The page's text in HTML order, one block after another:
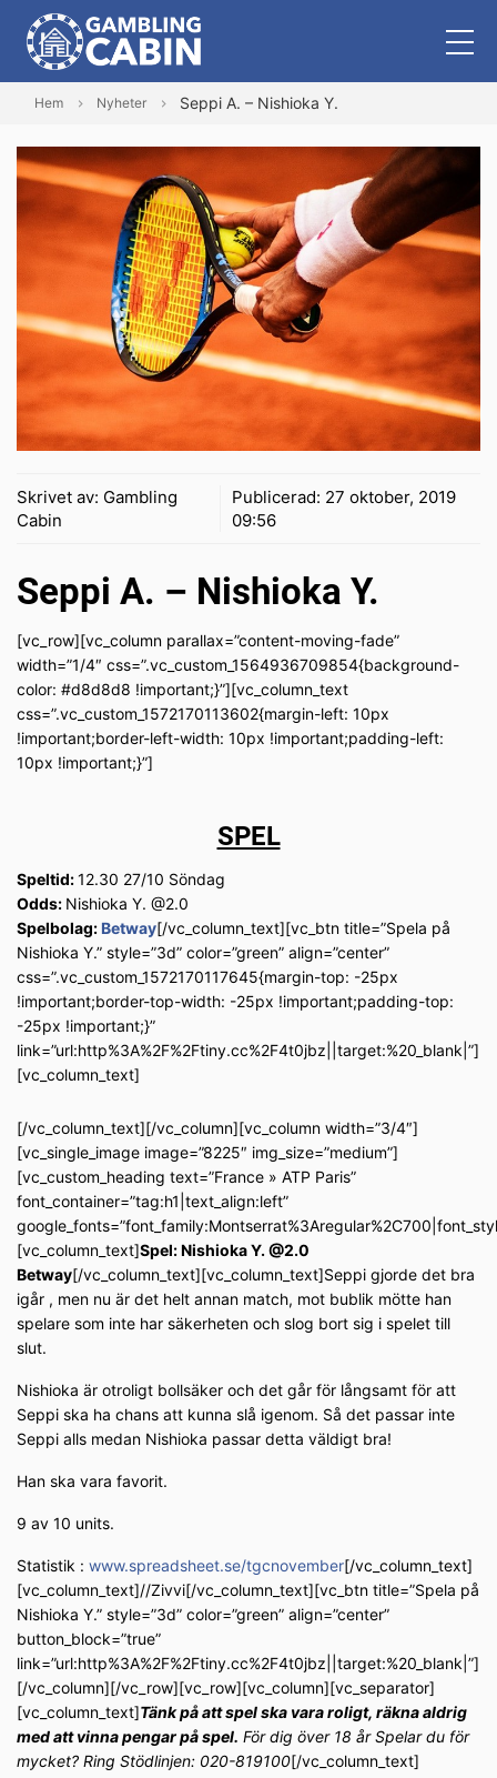
Hem Nyheter Seppi A. – Nishioka Y.
Skrivet av: Gambling
Cabin
Publicerad: 27 oktober, 2019
09:56
Seppi A. – Nishioka Y.
[vc_row][vc_column parallax=”content-moving-fade”
width=”1/4″ css=”.vc_custom_1564936709854{background-
color: #d8d8d8 !important;}”][vc_column_text
css=”.vc_custom_1572170113602{margin-left: 10px
!important;border-left-width: 10px !important;padding-left:
10px !important;}”]
SPEL
Speltid:12.30 27/10 Söndag
Odds: Nishioka Y. @2.0
Spelbolag:Betway[/vc_column_text][vc_btn title=”Spela på
Nishioka Y.” style=”3d” color=”green” align=”center”
css=”.vc_custom_1572170117645{margin-top: -25px
!important;border-top-width: -25px !important;padding-top:
-25px !important;}”
link=”url:http%3A%2F%2Ftiny.cc%2F4t0jbz||target:%20_blank|”]
[vc_column_text]
[/vc_column_text][/vc_column][vc_column width=”3/4″]
[vc_single_image image=”8225″ img_size=”medium”]
[vc_custom_heading text=”France » ATP Paris”
font_container=”tag:h1|text_align:left”
[vc_column_text]Spel: Nishioka Y. @2.0
Betway[/vc_column_text][vc_column_text]Seppi gjorde det bra
igår , men nu är det helt annan match, mot bublik mötte han
spelare som inte har säkerheten och slog bort sig i spelet till
slut.
Nishioka är otroligt bollsäker och det går för långsamt för att
Seppi ska ha chans att kunna slå igenom. Så det passar inte
Seppi alls medan Nishioka passar detta väldigt bra!
Han ska vara favorit.
9 av 10 units.
Statistik : www.spreadsheet.se/tgcnovember[/vc_column_text]
[vc_column_text]//Zivvi[/vc_column_text][vc_btn title=”Spela på
Nishioka Y.” style=”3d” color=”green” align=”center”
button_block=”true”
link=”url:http%3A%2F%2Ftiny.cc%2F4t0jbz||target:%20_blank|”]
[/vc_column][/vc_row][vc_row][vc_column][vc_separator]
[vc_column_text]Tänk på att spel ska vara roligt, räkna aldrig
med att vinna pengar på spel. För dig över 18 år Spelar du för
mycket? Ring Stödlinjen: 020-819100[/vc_column_text]